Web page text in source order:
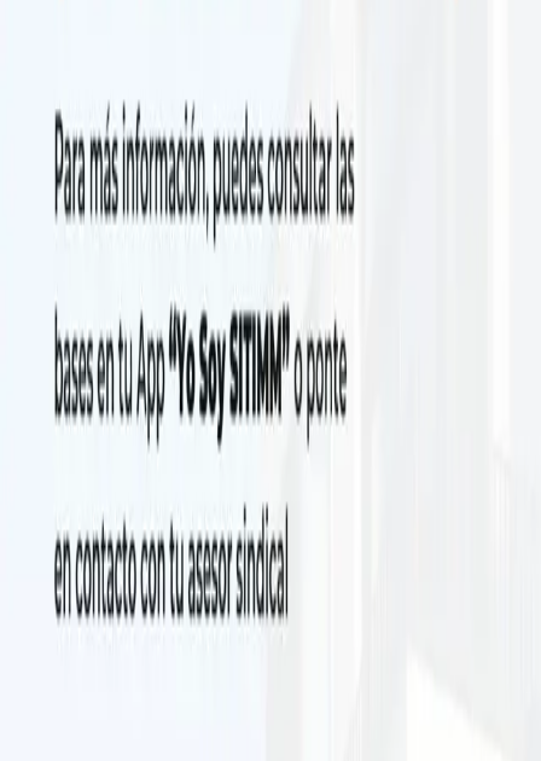
イラプアト
詳細を表示
March 26, 2026
コース「職場における依存症の予防」
場における依存症の予防」コースは、SITIMM-CEFORMA 本部
で直接実施されます。今年の3月27日金曜日、午前9時30分か
ら午後1時45分まで、SITIMM組合顧問と組合代表の参加のも
とに開催される。
C.V. de las Fuentes 944、Prolongacion Moderna、36690 Irapuato、
April 10, 2026
ワークショップ「2026年の労働者の利益